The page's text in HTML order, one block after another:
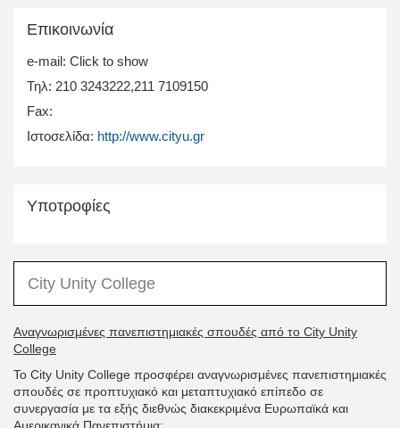
FAQ
Επικοινωνία
e-mail: Click to show
Τηλ: 210 3243222,211 7109150
Fax:
Ιστοσελίδα: http://www.cityu.gr
Υποτροφίες
City Unity College
Αναγνωρισμένες πανεπιστημιακές σπουδές από το City Unity
College
Το City Unity College προσφέρει αναγνωρισμένες πανεπιστημιακές
σπουδές σε προπτυχιακό και μεταπτυχιακό επίπεδο σε
συνεργασία με τα εξής διεθνώς διακεκριμένα Ευρωπαϊκά και